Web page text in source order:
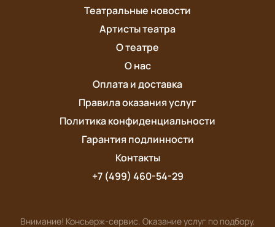
Театральные новости
Артисты театра
О театре
О нас
Оплата и доставка
Правила оказания услуг
Политика конфиденциальности
Гарантия подлинности
Контакты
+7 (499) 460-54-29
Внимание! Консьерж-сервис. Оказание услуг по подбору,